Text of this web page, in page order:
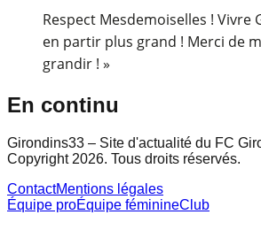
Respect Mesdemoiselles ! Vivre
en partir plus grand ! Merci de
grandir ! »
En continu
Girondins33 – Site d'actualité du FC
Copyright 2026. Tous droits réservés.
ContactMentions légales
Équipe proÉquipe féminineClub